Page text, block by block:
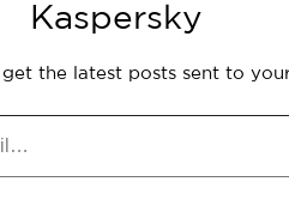
Kaspersky
the latest posts sent to your